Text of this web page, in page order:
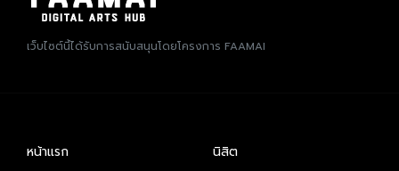
เว็บไซต์นี้ได้รับการสนับสนุนโดยโครงการ FAAMAI
หน้าแรก
นิสิต